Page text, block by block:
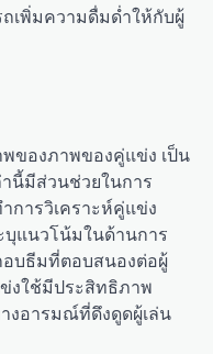
ถเพิ่มความดื่มด่ำให้กับผู้
ของภาพของคู่แข่ง เป็น
นี้มีส่วนช่วยในการ
การวิเคราะห์คู่แข่ง
บุแนวโน้มในด้านการ
อบธีมที่ตอบสนองต่อผู้
งใช้มีประสิทธิภาพ
งอารมณ์ที่ดึงดูดผู้เล่น